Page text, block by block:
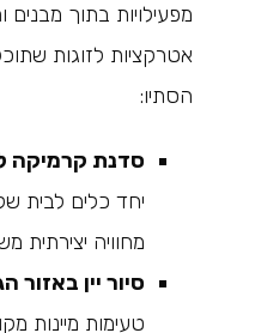
מפעילויות בתוך
אטרקציות לזוגות
הסתיו:
סדנת קרמיקה
יחד כלים לבית
מחוויה יצירתית
סיור יין באזור
טעימות מיינות